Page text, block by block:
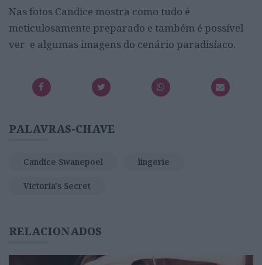
Nas fotos Candice mostra como tudo é
meticulosamente preparado e também é possível
ver e algumas imagens do cenário paradisíaco.
PALAVRAS-CHAVE
Candice Swanepoel lingerie
Victoria's Secret
RELACIONADOS